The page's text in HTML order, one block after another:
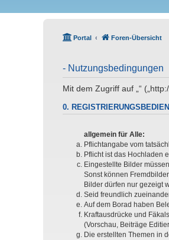
Portal Foren-Übersicht
- Nutzungsbedingungen
Mit dem Zugriff auf „“
0.
allgemein für Alle:
Pflichtangabe vom
Pflicht ist das Hochladen
Eingestellte Bilder
Sonst können
Bilder dürfen nur gezeigt
Seid freundlich
Auf dem Borad haben
Kraftausdrücke und
(Vorschau, Beiträge
Die erstellten Themen in